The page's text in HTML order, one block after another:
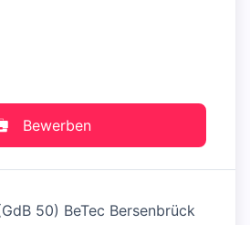
Bewerben
50) BeTec Bersenbrück